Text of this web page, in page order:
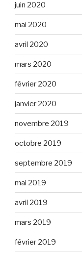
juin 2020
mai 2020
avril 2020
mars 2020
février 2020
janvier 2020
novembre 2019
octobre 2019
septembre 2019
mai 2019
avril 2019
mars 2019
février 2019